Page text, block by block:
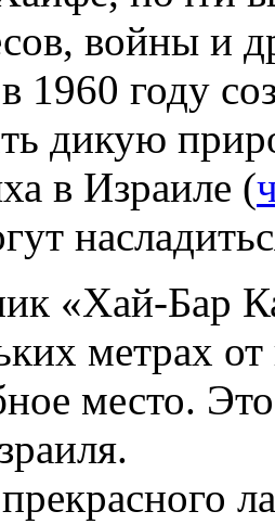
войны и
в 1960 году
дикую
в Израиле (
«Хай-Бар
метрах
место.